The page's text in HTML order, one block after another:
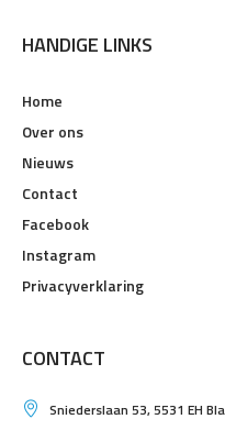
HANDIGE LINKS
Home
Over ons
Nieuws
Contact
Facebook
Instagram
Privacyverklaring
CONTACT
Sniederslaan 53, 5531 EH